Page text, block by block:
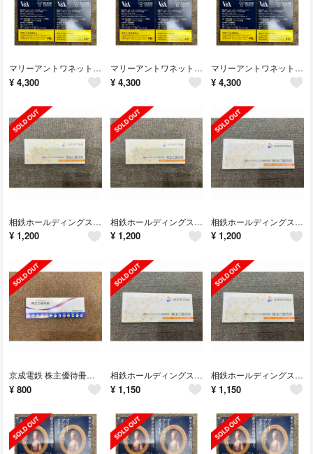
マリーアントワネットスタイル 横浜美術館 2枚 期限短縮チケット ゆうパケットポストミニ無料
¥ 4,300
マリーアントワネットスタイル 横浜美術館 2枚 期限短縮チケット ゆうパケットポストミニ無料
¥ 4,300
マリーアントワネットスタイル 横浜美術館 2枚 期限短縮チケット ゆうパケットポストミニ無料
¥ 4,300
相鉄ホールディングス株式会社 株主優待券 冊子ゆうパケットポストミニ無料
¥ 1,200
相鉄ホールディングス株式会社 株主優待券 冊子ゆうパケットポストミニ無料
¥ 1,200
相鉄ホールディングス株式会社 株主優待券 冊子ゆうパケットポストミニ無料
¥ 1,200
京成電鉄 株主優待冊子 1冊 ゆうパケットポストmini無料
¥ 800
相鉄ホールディングス株式会社 株主優待券 冊子 ゆうパケットポストミニ無料
¥ 1,150
相鉄ホールディングス株式会社 株主優待券 冊子 ゆうパケットポストミニ無料
¥ 1,150